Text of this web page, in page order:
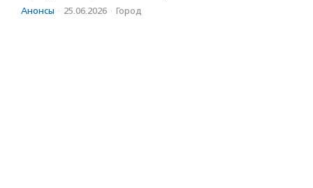
Анонсы · 25.06.2026 · Город